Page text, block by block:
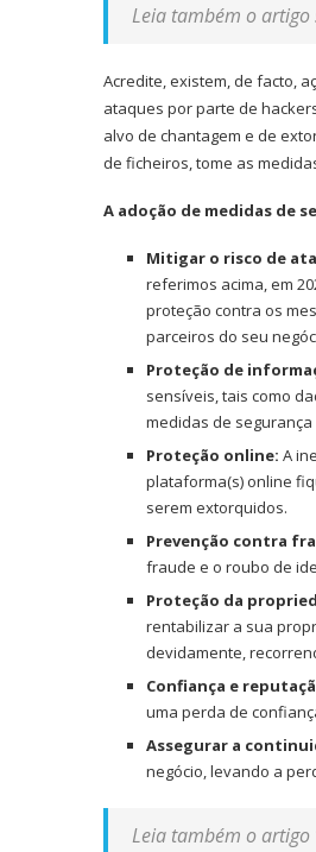
Leia também o artigo
Acredite, existem, de facto,
ataques por parte de
alvo de chantagem e de
de ficheiros, tome as
A adoção de medidas de
Mitigar o risco de
referimos acima, em
proteção contra os
parceiros do seu
Proteção de
sensíveis, tais como
medidas de
Proteção online: A
plataforma(s) online
serem extorquidos.
Prevenção contra
fraude e o roubo de
Proteção da
rentabilizar a sua
devidamente,
Confiança e
uma perda de
Assegurar a
negócio, levando a
Leia também o artigo